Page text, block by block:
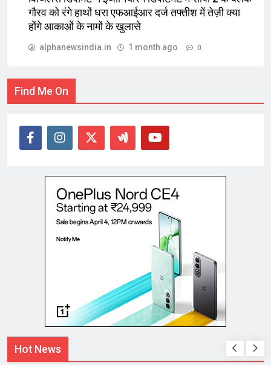
गौरव को रंगे हाथों धरा एफआईआर दर्ज तफ्तीश में तेज़ी क्या
होंगे आकाओं के नामों के खुलासे
alphanewsindia.in 1 month ago 0
Find Me On
Hot News